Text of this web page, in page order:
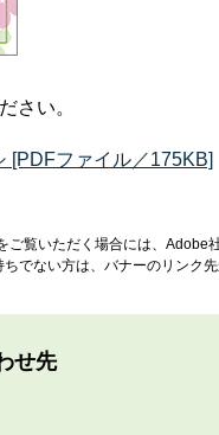
さい。
[PDFファイル／175KB]
ご覧いただく場合には、Adobe
でない方は、バナーのリンク
せ先